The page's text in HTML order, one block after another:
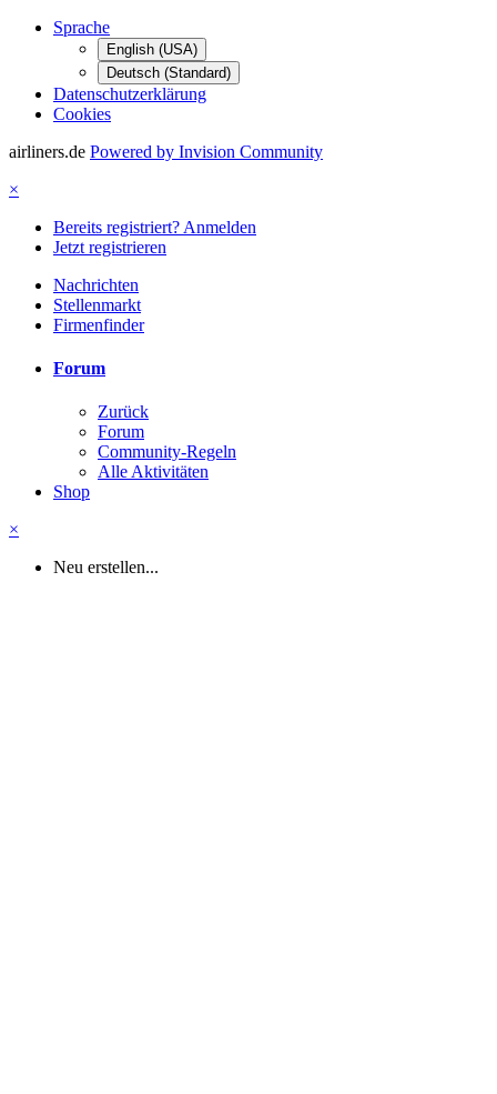
Sprache
English (USA)
Deutsch (Standard)
Datenschutzerklärung
Cookies
airliners.de Powered by Invision Community
×
Bereits registriert? Anmelden
Jetzt registrieren
Nachrichten
Stellenmarkt
Firmenfinder
Forum
Zurück
Forum
Community-Regeln
Alle Aktivitäten
Shop
×
Neu erstellen...